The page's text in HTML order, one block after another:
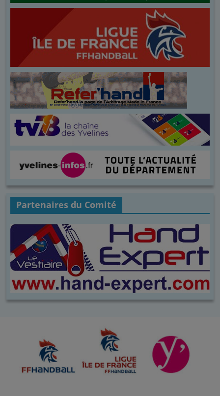
Partenaires du Comité